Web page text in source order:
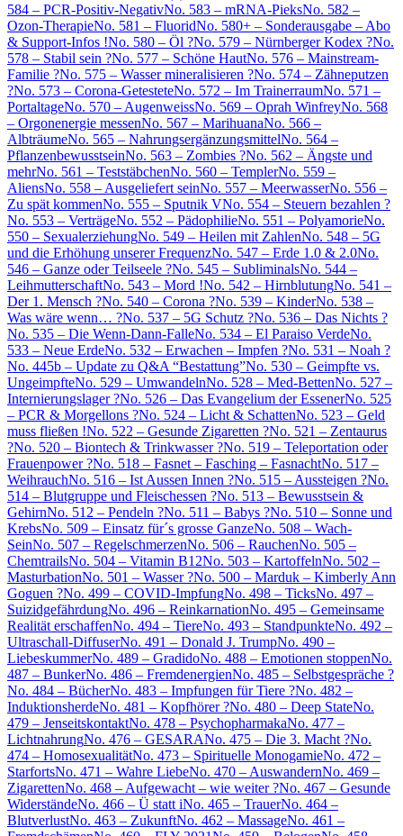
584 – PCR-Positiv-NegativNo. 583 – mRNA-PieksNo. 582 –
Ozon-TherapieNo. 581 – FluoridNo. 580+ – Sonderausgabe – Abo
& Support-Infos !No. 580 – Öl ?No. 579 – Nürnberger Kodex ?No.
578 – Stabil sein ?No. 577 – Schöne HautNo. 576 – Mainstream-
Familie ?No. 575 – Wasser mineralisieren ?No. 574 – Zähneputzen
?No. 573 – Corona-GetesteteNo. 572 – Im TrainerraumNo. 571 –
PortaltageNo. 570 – AugenweissNo. 569 – Oprah WinfreyNo. 568
– Orgonenergie messenNo. 567 – MarihuanaNo. 566 –
AlbträumeNo. 565 – NahrungsergänzungsmittelNo. 564 –
PflanzenbewusstseinNo. 563 – Zombies ?No. 562 – Ängste und
mehrNo. 561 – TeststäbchenNo. 560 – TemplerNo. 559 –
AliensNo. 558 – Ausgeliefert seinNo. 557 – MeerwasserNo. 556 –
Zu spät kommenNo. 555 – Sputnik VNo. 554 – Steuern bezahlen ?
No. 553 – VerträgeNo. 552 – PädophilieNo. 551 – PolyamorieNo.
550 – SexualerziehungNo. 549 – Heilen mit ZahlenNo. 548 – 5G
und die Erhöhung unserer FrequenzNo. 547 – Erde 1.0 & 2.0No.
546 – Ganze oder Teilseele ?No. 545 – SubliminalsNo. 544 –
LeihmutterschaftNo. 543 – Mord !No. 542 – HirnblutungNo. 541 –
Der 1. Mensch ?No. 540 – Corona ?No. 539 – KinderNo. 538 –
Was wäre wenn… ?No. 537 – 5G Schutz ?No. 536 – Das Nichts ?
No. 535 – Die Wenn-Dann-FalleNo. 534 – El Paraiso VerdeNo.
533 – Neue ErdeNo. 532 – Erwachen – Impfen ?No. 531 – Noah ?
No. 445b – Update zu Q&A “Bestattung”No. 530 – Geimpfte vs.
UngeimpfteNo. 529 – UmwandelnNo. 528 – Med-BettenNo. 527 –
Internierungslager ?No. 526 – Das Evangelium der EssenerNo. 525
– PCR & Morgellons ?No. 524 – Licht & SchattenNo. 523 – Geld
muss fließen !No. 522 – Gesunde Zigaretten ?No. 521 – Zentaurus
?No. 520 – Biontech & Trinkwasser ?No. 519 – Teleportation oder
Frauenpower ?No. 518 – Fasnet – Fasching – FasnachtNo. 517 –
WeihrauchNo. 516 – Ist Aussen Innen ?No. 515 – Aussteigen ?No.
514 – Blutgruppe und Fleischessen ?No. 513 – Bewusstsein &
GehirnNo. 512 – Pendeln ?No. 511 – Babys ?No. 510 – Sonne und
KrebsNo. 509 – Einsatz für´s grosse GanzeNo. 508 – Wach-
SeinNo. 507 – RegelschmerzenNo. 506 – RauchenNo. 505 –
ChemtrailsNo. 504 – Vitamin B12No. 503 – KartoffelnNo. 502 –
MasturbationNo. 501 – Wasser ?No. 500 – Marduk – Kimberly Ann
Goguen ?No. 499 – COVID-ImpfungNo. 498 – TicksNo. 497 –
SuizidgefährdungNo. 496 – ReinkarnationNo. 495 – Gemeinsame
Realität erschaffenNo. 494 – TiereNo. 493 – StandpunkteNo. 492 –
Ultraschall-DiffuserNo. 491 – Donald J. TrumpNo. 490 –
LiebeskummerNo. 489 – GradidoNo. 488 – Emotionen stoppenNo.
487 – BunkerNo. 486 – FremdenergienNo. 485 – Selbstgespräche ?
No. 484 – BücherNo. 483 – Impfungen für Tiere ?No. 482 –
InduktionsherdeNo. 481 – Kopfhörer ?No. 480 – Deep StateNo.
479 – JenseitskontaktNo. 478 – PsychopharmakaNo. 477 –
LichtnahrungNo. 476 – GESARANo. 475 – Die 3. Macht ?No.
474 – HomosexualitätNo. 473 – Spirituelle MonogamieNo. 472 –
StarfortsNo. 471 – Wahre LiebeNo. 470 – AuswandernNo. 469 –
ZigarettenNo. 468 – Aufgewacht – wie weiter ?No. 467 – Gesunde
WiderständeNo. 466 – Ü statt iNo. 465 – TrauerNo. 464 –
BlutverlustNo. 463 – ZukunftNo. 462 – MassageNo. 461 –